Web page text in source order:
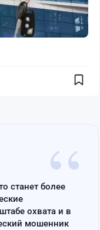
“
станет более
охвата и в
мошенник